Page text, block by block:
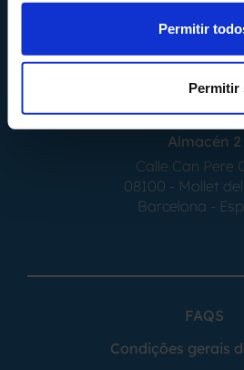
Permitir
Permitir
Almacén 1
Calle Serrat de la
08554 - Seva
Almacén 2
Calle Can Pere
08100 - Mollet
Barcelona -
FAQS
Condições gerais